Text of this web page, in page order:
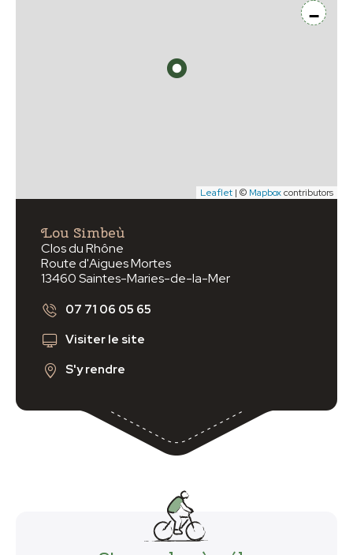
−
Leaflet | © Mapboxcontributors
Lou Simbeù
Clos du Rhône
Route d'Aigues Mortes
13460 Saintes-Maries-de-la-Mer
07 71 06 05 65
Visiter le site
S'y rendre